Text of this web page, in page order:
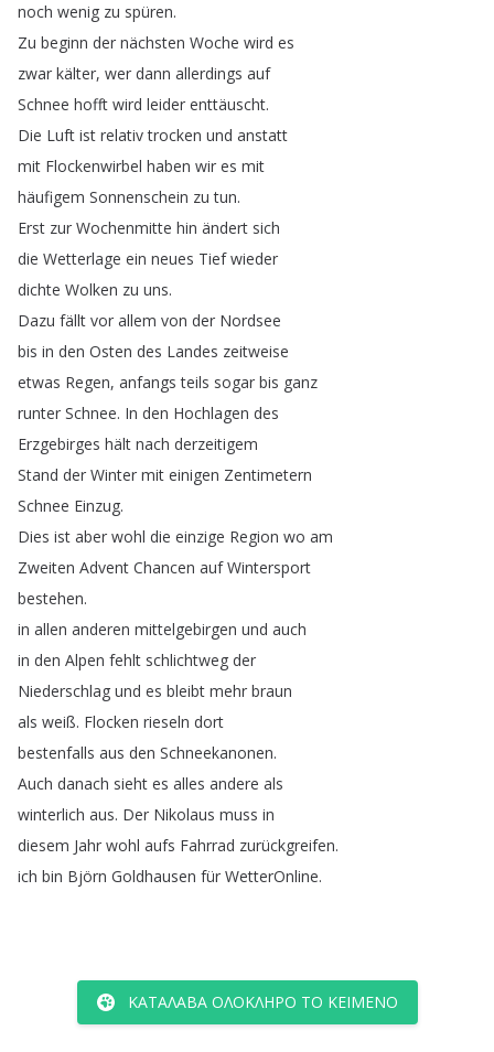
noch wenig zu spüren.
Zu beginn der nächsten Woche wird es
zwar kälter, wer dann allerdings auf
Schnee hofft wird leider enttäuscht.
Die Luft ist relativ trocken und anstatt
mit Flockenwirbel haben wir es mit
häufigem Sonnenschein zu tun.
Erst zur Wochenmitte hin ändert sich
die Wetterlage ein neues Tief wieder
dichte Wolken zu uns.
Dazu fällt vor allem von der Nordsee
bis in den Osten des Landes zeitweise
etwas Regen, anfangs teils sogar bis ganz
runter Schnee. In den Hochlagen des
Erzgebirges hält nach derzeitigem
Stand der Winter mit einigen Zentimetern
Schnee Einzug.
Dies ist aber wohl die einzige Region wo am
Zweiten Advent Chancen auf Wintersport
bestehen.
in allen anderen mittelgebirgen und auch
in den Alpen fehlt schlichtweg der
Niederschlag und es bleibt mehr braun
als weiß. Flocken rieseln dort
bestenfalls aus den Schneekanonen.
Auch danach sieht es alles andere als
winterlich aus. Der Nikolaus muss in
diesem Jahr wohl aufs Fahrrad zurückgreifen.
ich bin Björn Goldhausen für WetterOnline.
ΚΑΤΆΛΑΒΑ ΟΛΌΚΛΗΡΟ ΤΟ ΚΕΊΜΕΝΟ